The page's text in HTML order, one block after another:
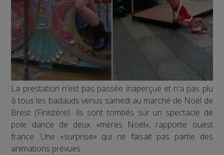
La prestation n'est pas passée inaperçue et n'a pas plu
à tous les badauds venus samedi au marché de Noël de
Brest (Finistère). Ils sont tombés sur un spectacle de
pole dance de deux «mères Noël», rapporte ouest
france. Une «surprise» qui ne faisait pas partie des
animations prévues.